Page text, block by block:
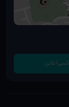
آنلاین